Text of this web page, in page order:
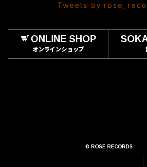
Tweets by
ONLINE SHOP
オンラインショップ
© ROSE RECORDS